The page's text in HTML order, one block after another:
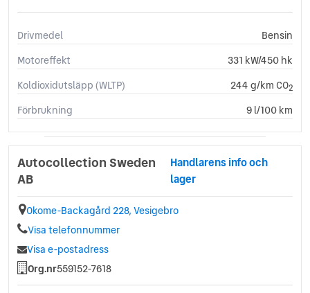
Drivmedel
Bensin
Motoreffekt
331 kW/450 hk
Koldioxidutsläpp (WLTP)
244 g/km CO2
Förbrukning 9 l/100 km
Autocollection Sweden
AB
Handlarens info och
lager
Okome-Backagård 228, Vesigebro
Visa telefonnummer
Visa e-postadress
Org.nr559152-7618